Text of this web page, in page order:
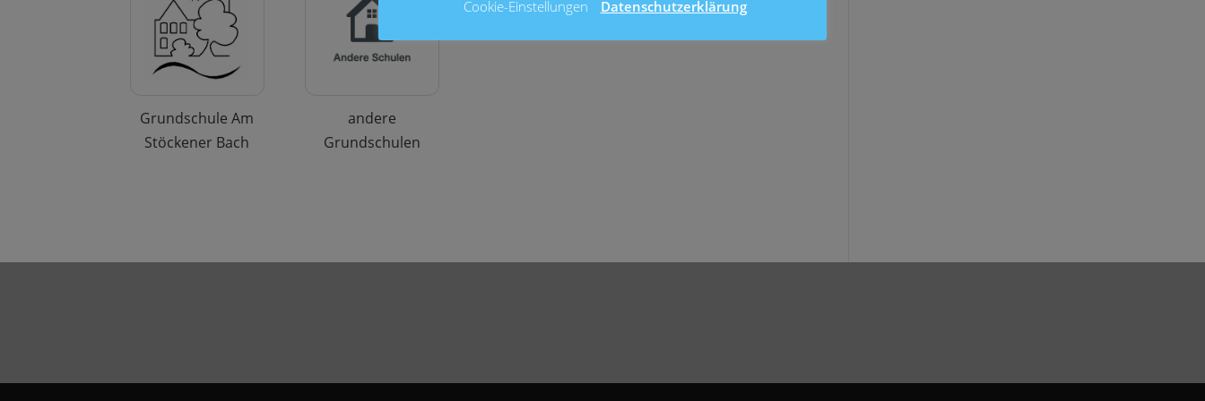
Grundschule Am
Stöckener Bach
andere
Grundschulen
Cookie-Einstellungen Datenschutzerklärung